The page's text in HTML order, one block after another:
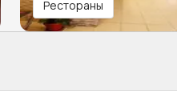
Рестораны